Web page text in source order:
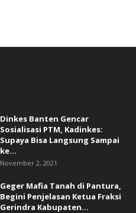
Dinkes Banten Gencar
Sosialisasi PTM, Kadinkes:
Supaya Bisa Langsung Sampai
ke...
November 2, 2021
Geger Mafia Tanah di Pantura,
Begini Penjelasan Ketua Fraksi
Gerindra Kabupaten...